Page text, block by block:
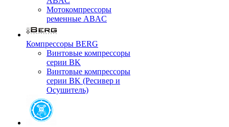
Мотокомпрессоры
ременные ABAC
Компрессоры BERG
Винтовые компрессоры
серии BK
Винтовые компрессоры
серии BK (Ресивер и
Осушитель)